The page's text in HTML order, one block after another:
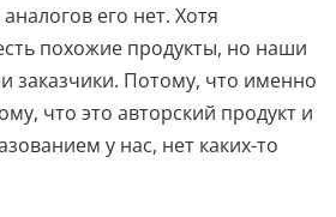
его нет. Хотя
похожие продукты, но наши
заказчики. Потому, что именно
что это авторский продукт и
у нас, нет каких-то